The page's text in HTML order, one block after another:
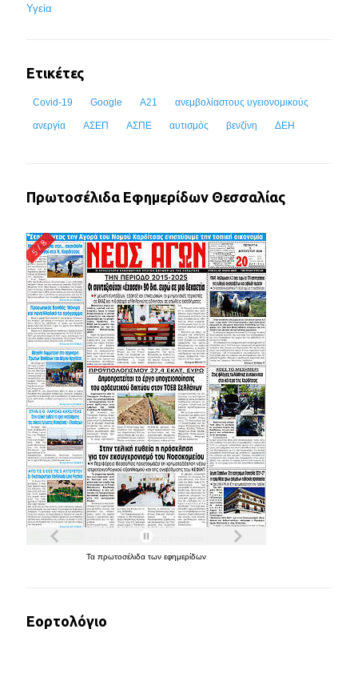
Υγεία
Ετικέτες
Covid-19 Google Α21 ανεμβολίαστους υγειονομικούς
ανεργία ΑΣΕΠ ΑΣΠΕ αυτισμός βενζίνη ΔΕΗ
Πρωτοσέλιδα Εφημερίδων Θεσσαλίας
Τα πρωτοσέλιδα των εφημερίδων
Εορτολόγιο